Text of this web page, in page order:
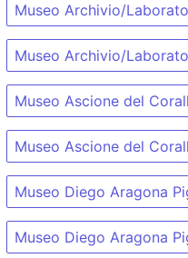
Museo Archivio/
Museo Archivio/
Museo Ascione del
Museo Ascione del
Museo Diego Aragona
Museo Diego Aragona